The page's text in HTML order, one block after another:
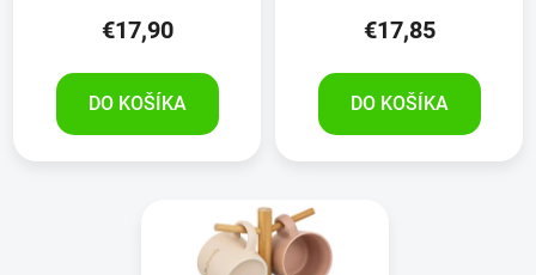
€17,90
DO KOŠÍKA
€17,85
DO KOŠÍKA